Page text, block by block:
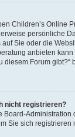
Children’s Online
persönliche
Sie oder die
anbieten
diesem Forum gibt?“
nicht registrieren?
Board-
Sie sich